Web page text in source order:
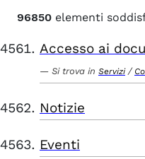
96850 elementi
Accesso ai
Si trova in Servizi /
Notizie
Eventi